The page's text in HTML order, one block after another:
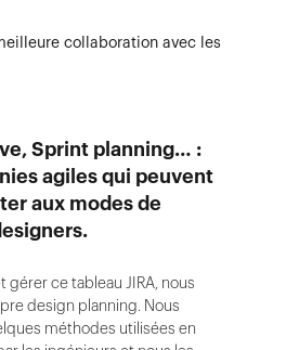
collaboration avec les
Sprint planning… :
agiles qui peuvent
aux modes de
gérer ce tableau JIRA, nous
design planning. Nous
méthodes utilisées en